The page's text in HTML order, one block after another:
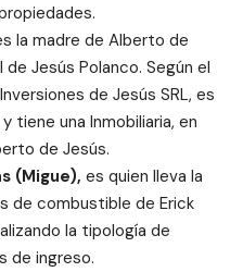
la madre de Alberto de
Jesús Polanco. Según el
de Jesús SRL, es
tiene una Inmobiliaria, en
de Jesús.
(Migue), es quien lleva la
de combustible de Erick
la tipología de
de ingreso.